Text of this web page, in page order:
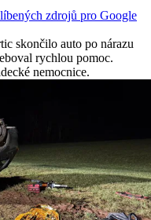
zdrojů pro Google
skončilo auto po nárazu
rychlou pomoc.
nemocnice.